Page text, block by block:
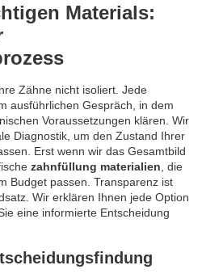
Materials:
Zähne nicht isoliert. Jede
ausführlichen Gespräch, in dem
Voraussetzungen klären. Wir
Diagnostik, um den Zustand Ihrer
Erst wenn wir das Gesamtbild
zahnfüllung materialien , die
Budget passen. Transparenz ist
Wir erklären Ihnen jede Option
eine informierte Entscheidung